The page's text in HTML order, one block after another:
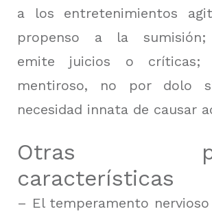
a los entretenimientos
propenso a la sumisión;
emite juicios o críticas;
mentiroso, no por dolo
necesidad innata de causar
Otras
características
– El temperamento